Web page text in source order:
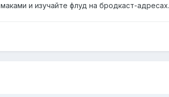
и изучайте флуд на бродкаст-